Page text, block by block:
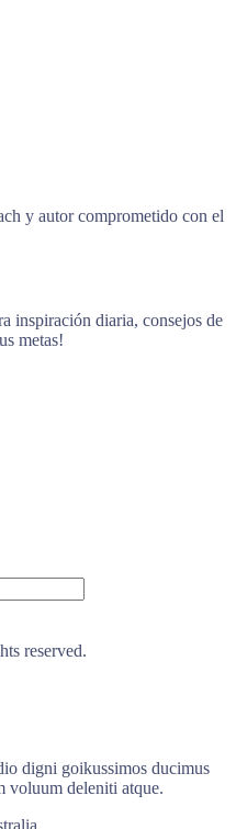
y autor comprometido con el
inspiración diaria, consejos de
metas!
reserved.
digni goikussimos ducimus
voluum deleniti atque.